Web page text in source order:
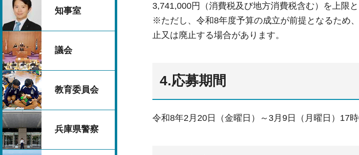
知事室
議会
教育委員会
兵庫県警察
3,741,000円（消費税及び地方消費税含む）を上限と
※ただし、令和8年度予算の成立が前提となるため
止又は廃止する場合があります。
4.応募期間
令和8年2月20日（金曜日）～3月9日（月曜日）17